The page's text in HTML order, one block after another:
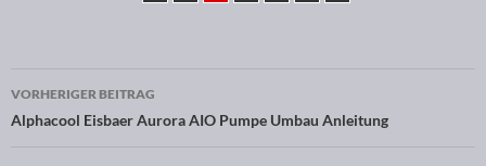
Beitragsnavigation
VORHERIGER BEITRAG
Alphacool Eisbaer Aurora AIO Pumpe Umbau Anleitung